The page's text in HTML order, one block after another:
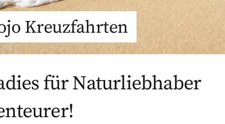
Kreuzfahrten
für Naturliebhaber